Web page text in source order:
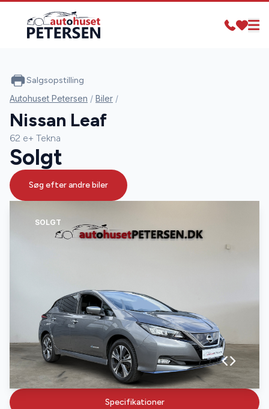
SOLGT
Specifikationer
Salgsopstilling
Autohuset Petersen / Biler /
Nissan Leaf
62 e+ Tekna
Solgt
Søg efter andre biler